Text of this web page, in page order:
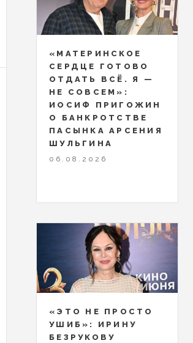
«МАТЕРИНСКОЕ
СЕРДЦЕ ГОТОВО
ОТДАТЬ ВСЁ. Я —
НЕ СОВСЕМ»:
ИОСИФ ПРИГОЖИН
О БАНКРОТСТВЕ
ПАСЫНКА АРСЕНИЯ
ШУЛЬГИНА
06.08.2026
«ЭТО НЕ ПРОСТО
УШИБ»: ИРИНУ
БЕЗРУКОВУ